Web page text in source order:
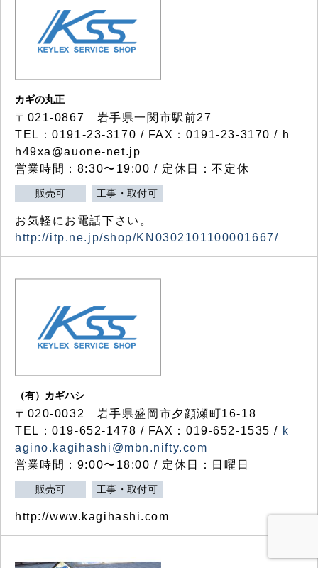
カギの丸正
〒021-0867 岩手県一関市駅前27
TEL：0191-23-3170 / FAX：0191-23-3170 / h
h49xa@auone-net.jp
営業時間：8:30〜19:00 / 定休日：不定休
販売可 工事・取付可
お気軽にお電話下さい。
http://itp.ne.jp/shop/KN0302101100001667/
（有）カギハシ
〒020-0032 岩手県盛岡市夕顔瀬町16-18
TEL：019-652-1478 / FAX：019-652-1535 / k
agino.kagihashi@mbn.nifty.com
営業時間：9:00〜18:00 / 定休日：日曜日
販売可 工事・取付可
http://www.kagihashi.com